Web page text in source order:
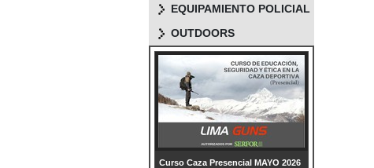
EQUIPAMIENTO POLICIAL
OUTDOORS
Curso Caza Presencial MAYO 2026